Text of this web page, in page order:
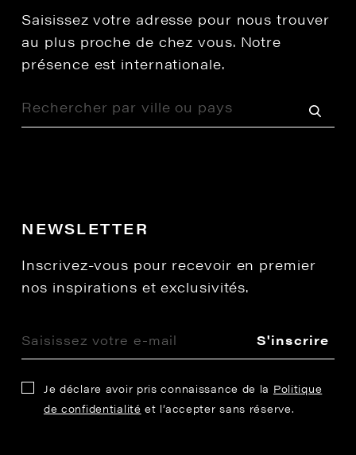
Saisissez votre adresse pour nous trouver
au plus proche de chez vous. Notre
présence est internationale.
NEWSLETTER
Inscrivez-vous pour recevoir en premier
nos inspirations et exclusivités.
S'inscrire
Je déclare avoir pris connaissance de la Politique
de confidentialité et l’accepter sans réserve.